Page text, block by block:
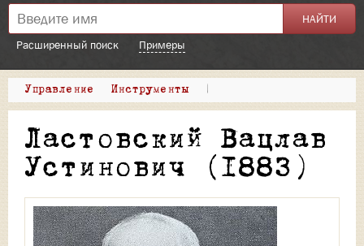
Расширенный поиск Примеры
Управление Инструменты |
Ластовский Вацлав
Устинович (1883)